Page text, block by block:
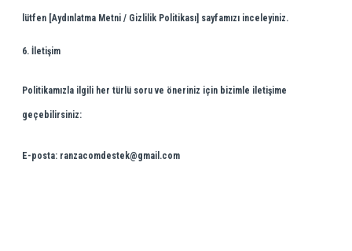
lütfen [Aydınlatma Metni / Gizlilik Politikası] sayfamızı inceleyiniz.
6. İletişim
Politikamızla ilgili her türlü soru ve öneriniz için bizimle iletişime
geçebilirsiniz:
E-posta: ranzacomdestek@gmail.com